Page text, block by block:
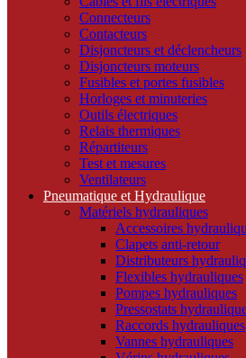
Connecteurs
Contacteurs
Disjoncteurs et déclencheurs
Disjoncteurs moteurs
Fusibles et portes fusibles
Horloges et minuteries
Outils électriques
Relais thermiques
Répartiteurs
Test et mesures
Ventilateurs
Pneumatique et Hydraulique
Matériels hydrauliques
Accessoires
Clapets anti-retour
Distributeurs
Flexibles hydrauliques
Pompes hydrauliques
Pressostats
Raccords hydrauliques
Vannes hydrauliques